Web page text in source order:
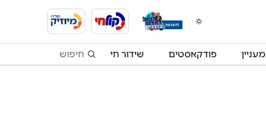
מעניין פודקאסטים שידור חי